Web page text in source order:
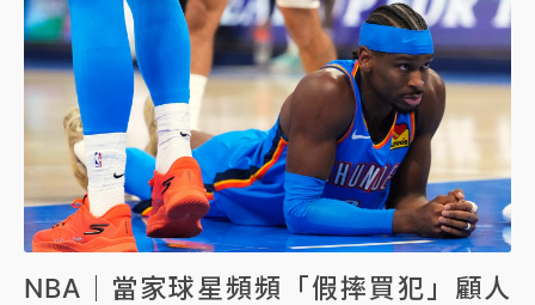
NBA｜當家球星頻頻「假摔買犯」顧人